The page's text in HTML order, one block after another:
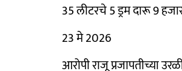
35 लीटरचे 5 ड्रम दारू 9
23 मे 2026
आरोपी राजू प्रजापतीच्या